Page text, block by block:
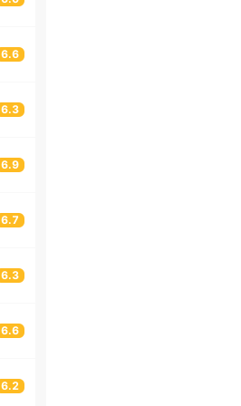
6.6
6.3
6.9
6.7
6.3
6.6
6.2